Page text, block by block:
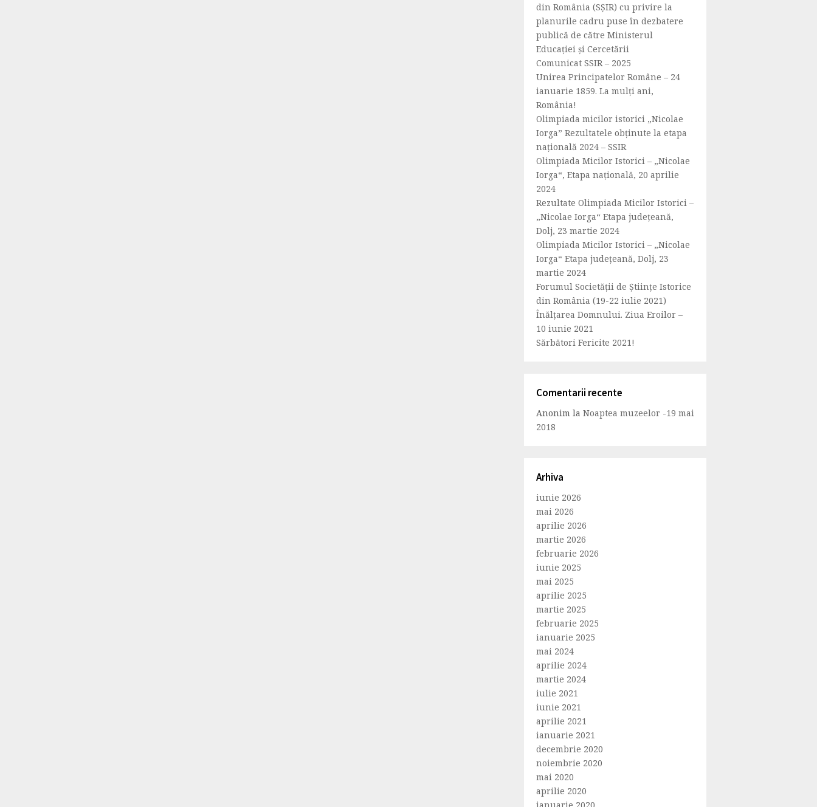
din România (SȘIR) cu privire la
planurile cadru puse în dezbatere
publică de către Ministerul
Educației și Cercetării
Comunicat SSIR – 2025
Unirea Principatelor Române – 24
ianuarie 1859. La mulți ani,
România!
Olimpiada micilor istorici „Nicolae
Iorga” Rezultatele obținute la etapa
națională 2024 – SSIR
Olimpiada Micilor Istorici – „Nicolae
Iorga“, Etapa națională, 20 aprilie
2024
Rezultate Olimpiada Micilor Istorici –
„Nicolae Iorga“ Etapa județeană,
Dolj, 23 martie 2024
Olimpiada Micilor Istorici – „Nicolae
Iorga“ Etapa județeană, Dolj, 23
martie 2024
Forumul Societăţii de Ştiinţe Istorice
din România (19-22 iulie 2021)
Înălțarea Domnului. Ziua Eroilor –
10 iunie 2021
Sărbători Fericite 2021!
Comentarii recente
Anonim la Noaptea muzeelor -19 mai
2018
Arhiva
iunie 2026
mai 2026
aprilie 2026
martie 2026
februarie 2026
iunie 2025
mai 2025
aprilie 2025
martie 2025
februarie 2025
ianuarie 2025
mai 2024
aprilie 2024
martie 2024
iulie 2021
iunie 2021
aprilie 2021
ianuarie 2021
decembrie 2020
noiembrie 2020
mai 2020
aprilie 2020